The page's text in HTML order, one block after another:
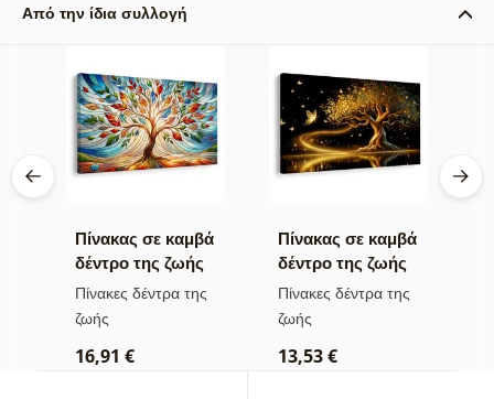
Από την ίδια συλλογή
Πίνακας σε καμβά
δέντρο της ζωής
σε πολύχρωμο
βιτρό
Πίνακες δέντρα της
ζωής
16,91 €
Πίνακας σε καμβά
δέντρο της ζωής
χρυσή μαγεία
Πίνακες δέντρα της
ζωής
13,53 €